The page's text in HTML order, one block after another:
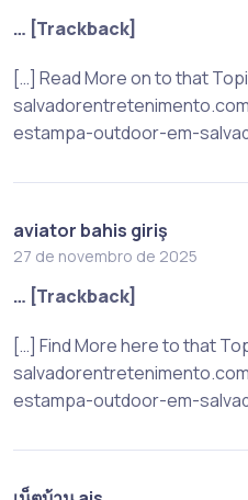
… [Trackback]
[…] Read More on to that
estampa-outdoor-em-
aviator bahis giriş
27 de novembro de 2025
… [Trackback]
[…] Find More here to that
estampa-outdoor-em-